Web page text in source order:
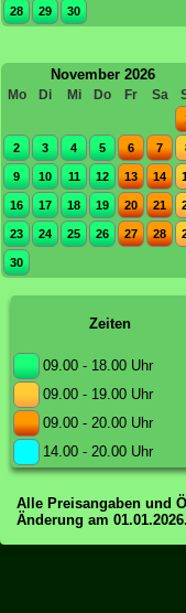
28 29 30
November 2026
Mo Di Mi Do Fr Sa
2 3 4 5 6 7
9 10 11 12 13 14
16 17 18 19 20 21
23 24 25 26 27 28
30
Zeiten
09.00 - 18.00 Uhr
09.00 - 19.00 Uhr
09.00 - 20.00 Uhr
14.00 - 20.00 Uhr
Alle Preisangaben und
Änderung am 01.01.2026.